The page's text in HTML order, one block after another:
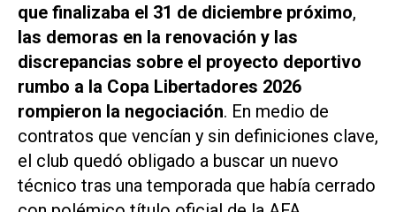
que finalizaba el 31 de diciembre próximo,
las demoras en la renovación y las
discrepancias sobre el proyecto deportivo
rumbo a la Copa Libertadores 2026
rompieron la negociación. En medio de
contratos que vencían y sin definiciones clave,
el club quedó obligado a buscar un nuevo
técnico tras una temporada que había cerrado